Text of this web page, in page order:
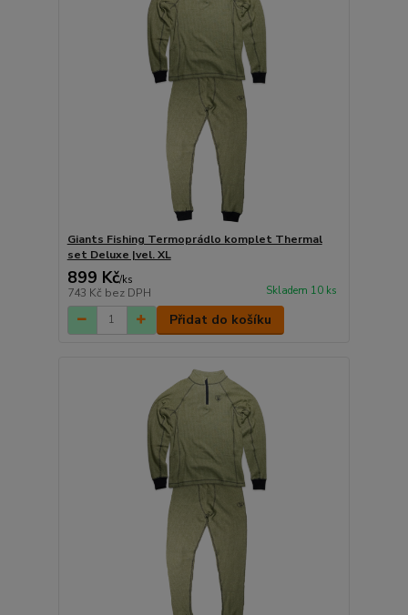
Giants Fishing Termoprádlo komplet Thermal
set Deluxe |vel. XL
899 Kč/ks
743 Kč bez DPH Skladem 10 ks
Přidat do košíku